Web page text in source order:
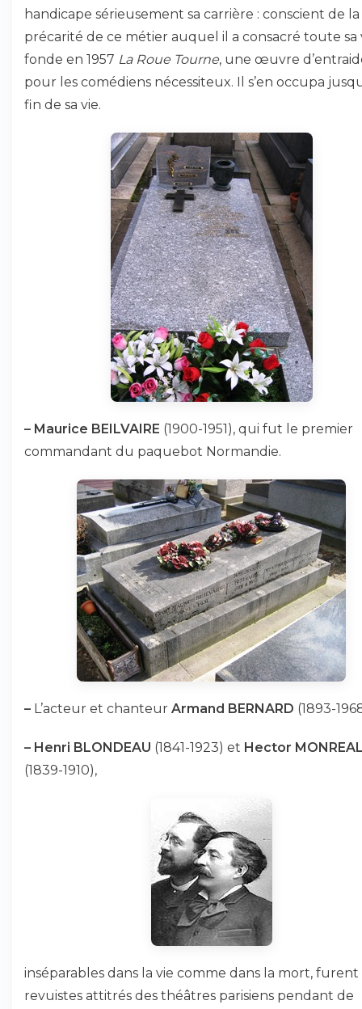
handicape sérieusement sa carrière : conscient de la
précarité de ce métier auquel il a consacré toute sa
fonde en 1957 La Roue Tourne, une œuvre
pour les comédiens nécessiteux. Il s’en occupa
fin de sa vie.
– Maurice BEILVAIRE (1900-1951), qui fut le premier
commandant du paquebot Normandie.
– L’acteur et chanteur Armand BERNARD (1893-
– Henri BLONDEAU (1841-1923) et Hector
(1839-1910),
inséparables dans la vie comme dans la mort, furent
revuistes attitrés des théâtres parisiens pendant de